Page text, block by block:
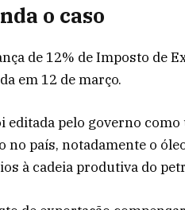
o caso
de 12% de Imposto de
em 12 de março.
editada pelo governo
no país, notadamente o
à cadeia produtiva do